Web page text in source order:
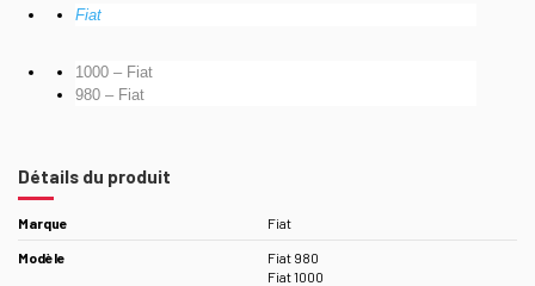
Fiat
1000 – Fiat
980 – Fiat
Détails du produit
Marque Fiat
Modèle
Fiat 980
Fiat 1000